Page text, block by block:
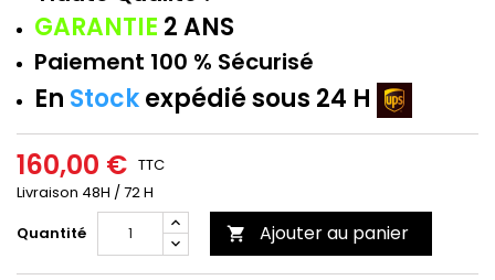
GARANTIE 2 ANS
Paiement 100 % Sécurisé
En Stockexpédié sous 24 H
160,00 € TTC
Livraison 48H / 72 H
Quantité
 Ajouter au panier